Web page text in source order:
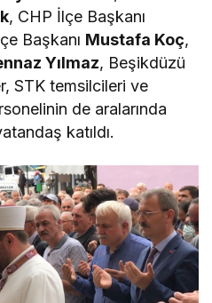
, CHP İlçe Başkanı
Başkanı Mustafa Koç,
Yılmaz, Beşikdüzü
STK temsilcileri ve
de aralarında
katıldı.